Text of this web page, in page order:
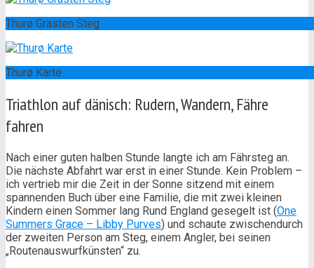
Thurø Grasten Steg
Thurø Karte
Triathlon auf dänisch: Rudern, Wandern, Fähre
fahren
Nach einer guten halben Stunde langte ich am Fährsteg an.
Die nächste Abfahrt war erst in einer Stunde. Kein Problem –
ich vertrieb mir die Zeit in der Sonne sitzend mit einem
spannenden Buch über eine Familie, die mit zwei kleinen
Kindern einen Sommer lang Rund England gesegelt ist (One
Summers Grace – Libby Purves) und schaute zwischendurch
der zweiten Person am Steg, einem Angler, bei seinen
„Routenauswurfkünsten“ zu.